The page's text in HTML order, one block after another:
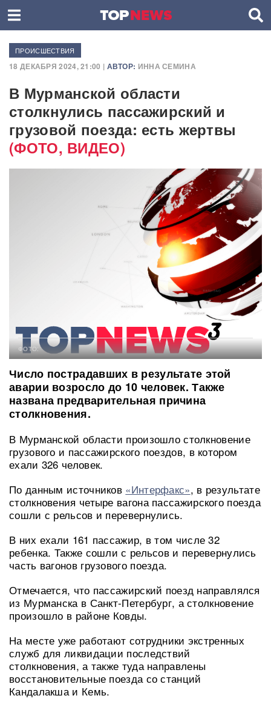
ПРОИСШЕСТВИЯ
18 ДЕКАБРЯ 2024, 21:00 | АВТОР: ИННА СЕМИНА
В Мурманской области
столкнулись пассажирский и
грузовой поезда: есть жертвы
(ФОТО, ВИДЕО)
ФОТО:
Число пострадавших в результате этой
аварии возросло до 10 человек. Также
названа предварительная причина
столкновения.
В Мурманской области произошло столкновение
грузового и пассажирского поездов, в котором
ехали 326 человек.
По данным источников «Интерфакс», в результате
столкновения четыре вагона пассажирского поезда
сошли с рельсов и перевернулись.
В них ехали 161 пассажир, в том числе 32
ребенка. Также сошли с рельсов и перевернулись
часть вагонов грузового поезда.
Отмечается, что пассажирский поезд направлялся
из Мурманска в Санкт-Петербург, а столкновение
произошло в районе Ковды.
На месте уже работают сотрудники экстренных
служб для ликвидации последствий
столкновения, а также туда направлены
восстановительные поезда со станций
Кандалакша и Кемь.